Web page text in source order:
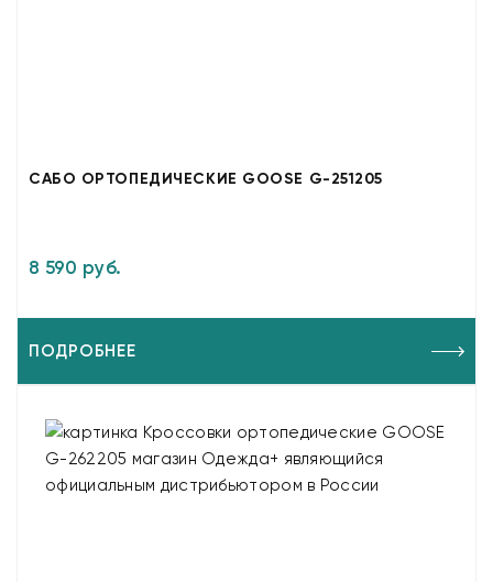
САБО ОРТОПЕДИЧЕСКИЕ GOOSE G-251205
8 590 руб.
ПОДРОБНЕЕ